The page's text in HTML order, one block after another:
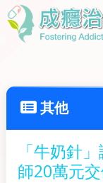
其他
「牛奶針
師20萬元